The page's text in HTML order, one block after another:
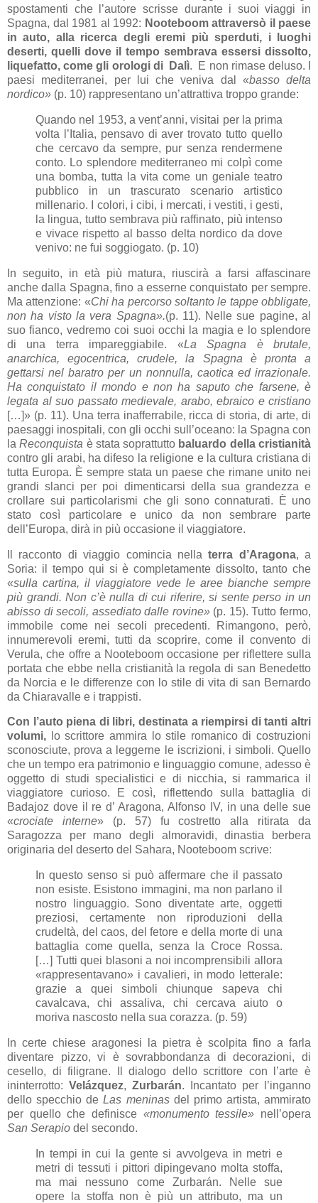
spostamenti che l’autore scrisse durante i suoi viaggi in
Spagna, dal 1981 al 1992: Nooteboom attraversò il paese
in auto, alla ricerca degli eremi più sperduti, i luoghi
deserti, quelli dove il tempo sembrava essersi dissolto,
liquefatto, come gli orologi di Dalì. E non rimase deluso. I
paesi mediterranei, per lui che veniva dal «basso delta
nordico» (p. 10) rappresentano un’attrattiva troppo grande:
Quando nel 1953, a vent’anni, visitai per la prima
volta l’Italia, pensavo di aver trovato tutto quello
che cercavo da sempre, pur senza rendermene
conto. Lo splendore mediterraneo mi colpì come
una bomba, tutta la vita come un geniale teatro
pubblico in un trascurato scenario artistico
millenario. I colori, i cibi, i mercati, i vestiti, i gesti,
la lingua, tutto sembrava più raffinato, più intenso
e vivace rispetto al basso delta nordico da dove
venivo: ne fui soggiogato. (p. 10)
In seguito, in età più matura, riuscirà a farsi affascinare
anche dalla Spagna, fino a esserne conquistato per sempre.
Ma attenzione: «Chi ha percorso soltanto le tappe obbligate,
non ha visto la vera Spagna».(p. 11). Nelle sue pagine, al
suo fianco, vedremo coi suoi occhi la magia e lo splendore
di una terra impareggiabile. «La Spagna è brutale,
anarchica, egocentrica, crudele, la Spagna è pronta a
gettarsi nel baratro per un nonnulla, caotica ed irrazionale.
Ha conquistato il mondo e non ha saputo che farsene, è
legata al suo passato medievale, arabo, ebraico e cristiano
[…]» (p. 11). Una terra inafferrabile, ricca di storia, di arte, di
paesaggi inospitali, con gli occhi sull’oceano: la Spagna con
laReconquista è stata soprattutto baluardo della cristianità
contro gli arabi, ha difeso la religione e la cultura cristiana di
tutta Europa. È sempre stata un paese che rimane unito nei
grandi slanci per poi dimenticarsi della sua grandezza e
crollare sui particolarismi che gli sono connaturati. È uno
stato così particolare e unico da non sembrare parte
dell’Europa, dirà in più occasione il viaggiatore.
Il racconto di viaggio comincia nellaterra d’Aragona, a
Soria: il tempo qui si è completamente dissolto, tanto che
«sulla cartina, il viaggiatore vede le aree bianche sempre
più grandi. Non c’è nulla di cui riferire, si sente perso in un
abisso di secoli, assediato dalle rovine» (p. 15). Tutto fermo,
immobile come nei secoli precedenti. Rimangono, però,
innumerevoli eremi, tutti da scoprire, come il convento di
Verula, che offre a Nooteboom occasione per riflettere sulla
portata che ebbe nella cristianità la regola di san Benedetto
da Norcia e le differenze con lo stile di vita di san Bernardo
da Chiaravalle e i trappisti.
Con l’auto piena di libri, destinata a riempirsi di tanti altri
volumi, lo scrittore ammira lo stile romanico di costruzioni
sconosciute, prova a leggerne le iscrizioni, i simboli. Quello
che un tempo era patrimonio e linguaggio comune, adesso è
oggetto di studi specialistici e di nicchia, si rammarica il
viaggiatore curioso. E così, riflettendo sulla battaglia di
Badajoz dove il re d’ Aragona, Alfonso IV, in una delle sue
«crociate interne» (p. 57) fu costretto alla ritirata da
Saragozza per mano degli almoravidi, dinastia berbera
originaria del deserto del Sahara, Nooteboom scrive:
In questo senso si può affermare che il passato
non esiste. Esistono immagini, ma non parlano il
nostro linguaggio. Sono diventate arte, oggetti
preziosi, certamente non riproduzioni della
crudeltà, del caos, del fetore e della morte di una
battaglia come quella, senza la Croce Rossa.
[…] Tutti quei blasoni a noi incomprensibili allora
«rappresentavano» i cavalieri, in modo letterale:
grazie a quei simboli chiunque sapeva chi
cavalcava, chi assaliva, chi cercava aiuto o
moriva nascosto nella sua corazza. (p. 59)
In certe chiese aragonesi la pietra è scolpita fino a farla
diventare pizzo, vi è sovrabbondanza di decorazioni, di
cesello, di filigrane. Il dialogo dello scrittore con l’arte è
ininterrotto: Velázquez, Zurbarán. Incantato per l’inganno
dello specchio deLas meninas del primo artista, ammirato
per quello che definisce «monumento tessile» nell’opera
San Serapio del secondo.
In tempi in cui la gente si avvolgeva in metri e
metri di tessuti i pittori dipingevano molta stoffa,
ma mai nessuno come Zurbarán. Nelle sue
opere la stoffa non è più un attributo, ma un